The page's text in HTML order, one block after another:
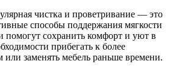
чистка и проветривание — это
способы поддержания мягкости
помогут сохранить комфорт и уют в
прибегать к более
заменять мебель раньше времени.